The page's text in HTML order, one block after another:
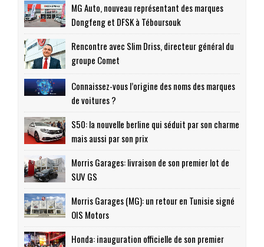
MG Auto, nouveau représentant des marques
Dongfeng et DFSK à Téboursouk
Rencontre avec Slim Driss, directeur général du
groupe Comet
Connaissez-vous l’origine des noms des marques
de voitures ?
S50: la nouvelle berline qui séduit par son charme
mais aussi par son prix
Morris Garages: livraison de son premier lot de
SUV GS
Morris Garages (MG): un retour en Tunisie signé
OIS Motors
Honda: inauguration officielle de son premier